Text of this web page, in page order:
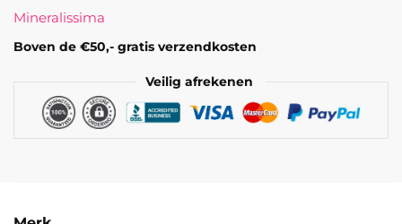
Havana
aantal
Mineralissima
Boven de €50,- gratis verzendkosten
Veilig afrekenen